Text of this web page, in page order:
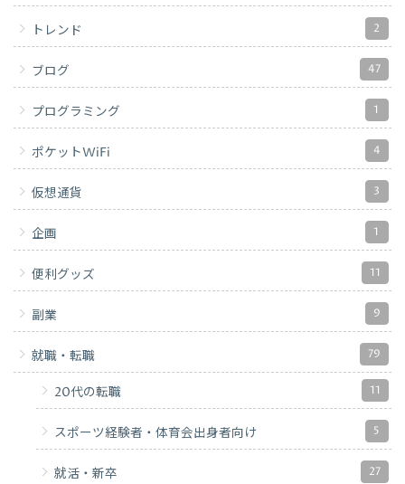
トレンド 2
ブログ 47
プログラミング 1
ポケットWiFi 4
仮想通貨 3
企画 1
便利グッズ 11
副業 9
就職・転職 79
20代の転職 11
スポーツ経験者・体育会出身者向け 5
就活・新卒 27